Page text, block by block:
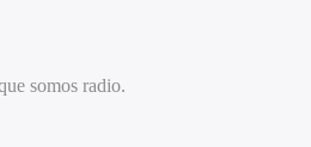
somos radio.